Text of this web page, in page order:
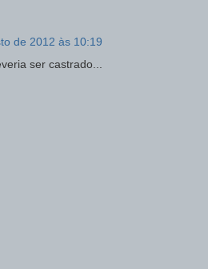
de 2012 às 10:19
ser castrado...